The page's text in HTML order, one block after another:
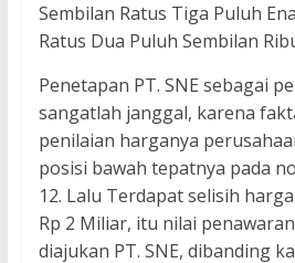
Sembilan Ratus Tiga Puluh
Ratus Dua Puluh Sembilan
Penetapan PT. SNE sebagai
sangatlah janggal, karena
penilaian harganya
posisi bawah tepatnya pada
12. Lalu Terdapat selisih
Rp 2 Miliar, itu nilai
diajukan PT. SNE, dibanding